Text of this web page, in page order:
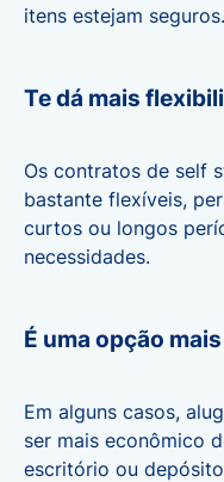
itens estejam seguros.
Te dá mais
Os contratos de self
bastante flexíveis,
curtos ou longos
necessidades.
É uma opção
Em alguns casos,
ser mais econômico
escritório ou